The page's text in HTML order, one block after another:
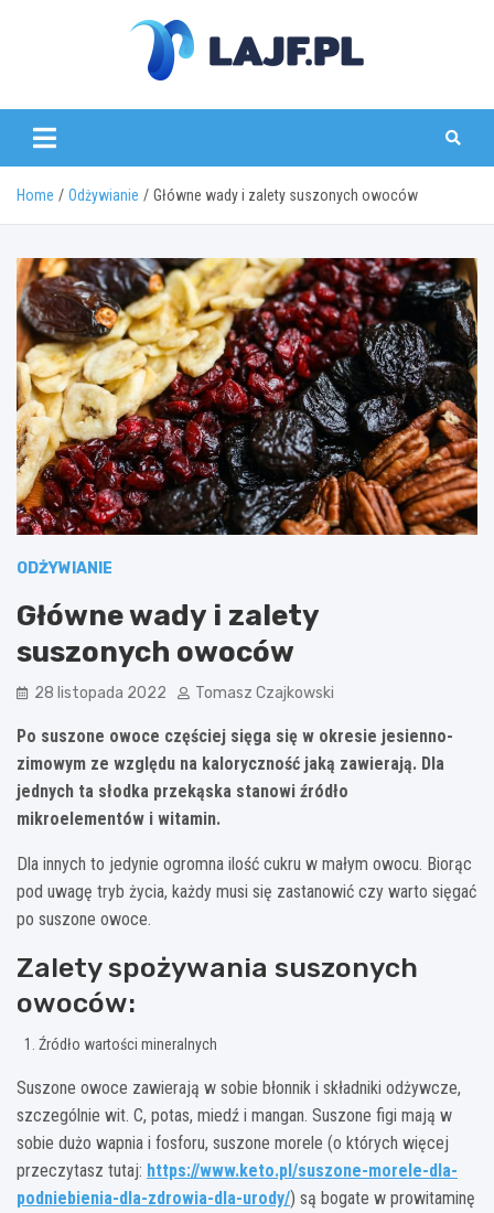
lajf.pl
Home Odżywianie Główne wady i zalety suszonych owoców
ODŻYWIANIE
Główne wady i zalety
suszonych owoców
28 listopada 2022 Tomasz Czajkowski
Po suszone owoce częściej sięga się w okresie jesienno-
zimowym ze względu na kaloryczność jaką zawierają. Dla
jednych ta słodka przekąska stanowi źródło
mikroelementów i witamin.
Dla innych to jedynie ogromna ilość cukru w małym owocu. Biorąc
pod uwagę tryb życia, każdy musi się zastanowić czy warto sięgać
po suszone owoce.
Zalety spożywania suszonych
owoców:
Źródło wartości mineralnych
Suszone owoce zawierają w sobie błonnik i składniki odżywcze,
szczególnie wit. C, potas, miedź i mangan. Suszone figi mają w
sobie dużo wapnia i fosforu, suszone morele (o których więcej
przeczytasz tutaj: https://www.keto.pl/suszone-morele-dla-
podniebienia-dla-zdrowia-dla-urody/) są bogate w prowitaminę